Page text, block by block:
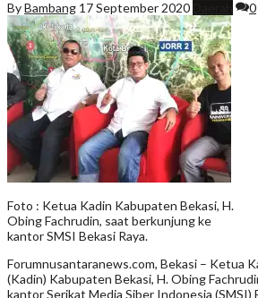
ByBambang 17 September 2020 0
Foto : Ketua Kadin Kabupaten Bekasi, H.
Obing Fachrudin, saat berkunjung ke
kantor SMSI Bekasi Raya.
Forumnusantaranews.com, Bekasi – Ketua
(Kadin) Kabupaten Bekasi, H. Obing
kantor Serikat Media Siber Indonesia (SMSI)